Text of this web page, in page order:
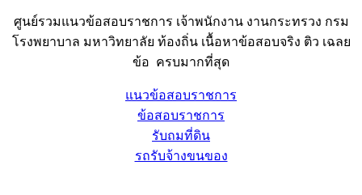
ศูนย์รวมแนวข้อสอบราชการ เจ้าพนักงาน งานกระทรวง กรม
โรงพยาบาล มหาวิทยาลัย ท้องถิ่น เนื้อหาข้อสอบจริง ติว เฉลย
ข้อ ครบมากที่สุด
แนวข้อสอบราชการ
ข้อสอบราชการ
รับถมที่ดิน
รถรับจ้างขนของ